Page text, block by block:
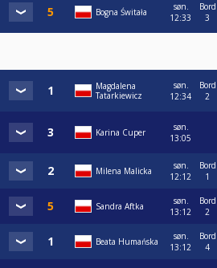
Bogna Świtała
søn.
12:33
Bord
3
Magdalena
Tatarkiewicz
søn.
12:34
Bord
2
Karina Cuper
søn.
13:05
Milena Malicka
søn.
12:12
Bord
1
Sandra Aftka
søn.
13:12
Bord
2
Beata Humańska
søn.
13:12
Bord
4